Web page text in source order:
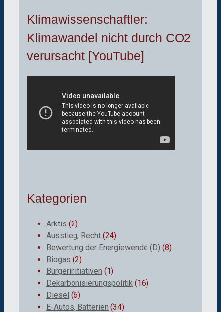
Klimawissenschaftler:
Klimawandel nicht durch CO2
verursacht [YouTube]
Kategorien
Arktis (2)
Ausstieg, Recht (24)
Bewertung der Energiewende (D) (8)
Biogas (2)
Bürgerinitiativen (1)
Dekarbonisierungspolitik (16)
Diesel (6)
E-Autos, Batterien (34)